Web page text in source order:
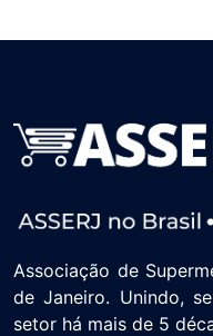
Associação de
de Janeiro. Unindo,
setor há mais de 5